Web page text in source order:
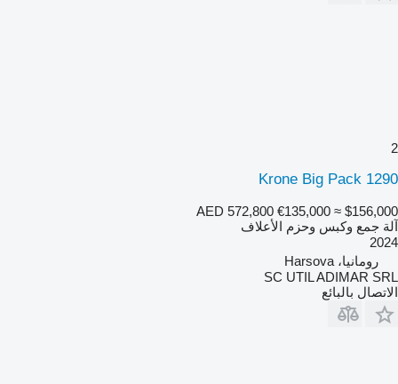
2
Krone Big Pack 1290
AED 572,800 €135,000 ≈ $156,000
آلة جمع وكبس وحزم الأعلاف
2024
رومانيا، Harsova
SC UTIL ADIMAR SRL
الاتصال بالبائع